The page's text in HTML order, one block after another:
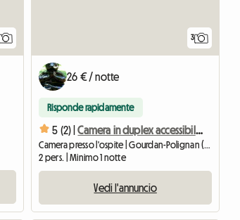
3
26 € / notte
Risponde rapidamente
5 (2) | Camera in duplex accessibile solo con contratto di mobilità
Camera presso l'ospite | Gourdan-Polignan (31210) | 16 M2
2 pers. | Minimo 1 notte
Vedi l'annuncio